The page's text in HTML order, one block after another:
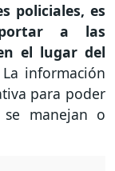
policiales, es
a las
el lugar del
información
para poder
manejan o